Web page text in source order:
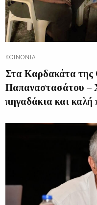
ΚΟΙΝΩΝΊΑ
Στα Καρδακάτα της
Παπαναστασάτου –
πηγαδάκια και καλή